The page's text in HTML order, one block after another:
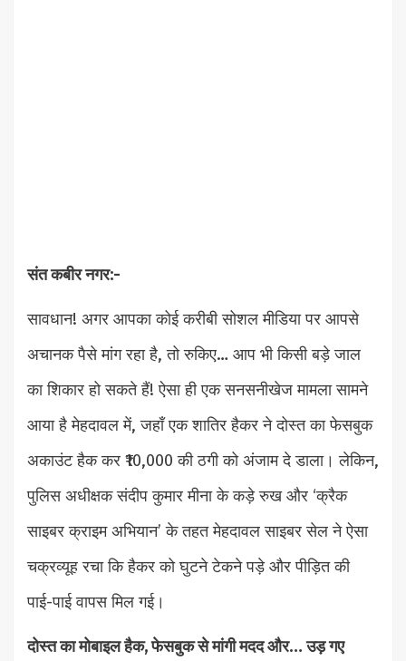
संत कबीर नगर:-
सावधान! अगर आपका कोई करीबी सोशल मीडिया पर आपसे
अचानक पैसे मांग रहा है, तो रुकिए… आप भी किसी बड़े जाल
का शिकार हो सकते हैं! ऐसा ही एक सनसनीखेज मामला सामने
आया है मेहदावल में, जहाँ एक शातिर हैकर ने दोस्त का फेसबुक
अकाउंट हैक कर ₹10,000 की ठगी को अंजाम दे डाला। लेकिन,
पुलिस अधीक्षक संदीप कुमार मीना के कड़े रुख और ‘क्रैक
साइबर क्राइम अभियान’ के तहत मेहदावल साइबर सेल ने ऐसा
चक्रव्यूह रचा कि हैकर को घुटने टेकने पड़े और पीड़ित की
पाई-पाई वापस मिल गई।
दोस्त का मोबाइल हैक, फेसबुक से मांगी मदद और… उड़ गए